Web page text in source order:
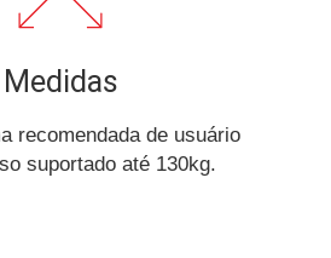
Medidas
recomendada de usuário
suportado até 130kg.